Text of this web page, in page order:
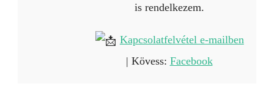
is rendelkezem.
Kapcsolatfelvétel e-mailben
| Kövess: Facebook